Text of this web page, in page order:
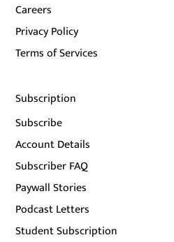
Careers
Privacy Policy
Terms of Services
Subscription
Subscribe
Account Details
Subscriber FAQ
Paywall Stories
Podcast Letters
Student Subscription